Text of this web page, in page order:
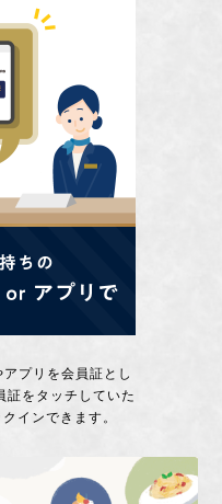
プリを会員証とし
証をタッチしていた
インできます。